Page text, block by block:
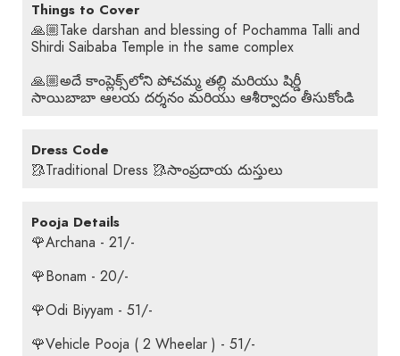
Things to Cover
🙏🏼Take darshan and blessing of Pochamma Talli and
Shirdi Saibaba Temple in the same complex
🙏🏼అదే కాంప్లెక్స్‌లోని పోచమ్మ తల్లి మరియు షిర్డీ
సాయిబాబా ఆలయ దర్శనం మరియు ఆశీర్వాదం తీసుకోండి
Dress Code
🥻Traditional Dress 🥻సాంప్రదాయ దుస్తులు
Pooja Details
🌹Archana - 21/-
🌹Bonam - 20/-
🌹Odi Biyyam - 51/-
🌹Vehicle Pooja ( 2 Wheelar ) - 51/-